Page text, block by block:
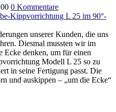
0 Kommentare
unserer Kunden, die uns
Diesmal mussten wir im
Ecke denken, um für einen
Modell L 25 so zu
in seine Fertigung passt. Die
und auskippen – „um die Ecke“